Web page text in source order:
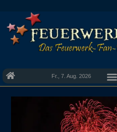
Fr., 7. Aug. 2026